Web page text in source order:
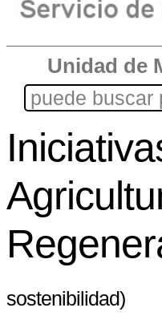
Unidad de
sostenibilidad)